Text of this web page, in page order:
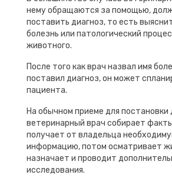
нему обращаются за помощью,
поставить диагноз, то есть
болезнь или патологический
животного.
После того как врач назвал имя
поставил диагноз, он может
пациента.
На обычном приеме для постановки
ветеринарный врач собирает
получает от владельца
информацию, потом осматривает
назначает и проводит
исследования.